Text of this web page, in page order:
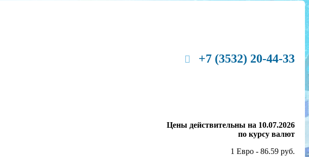
+7 (3532) 20-44-33
Цены действительны на 10.07.2026
по курсу валют
1 Евро - 86.59 руб.